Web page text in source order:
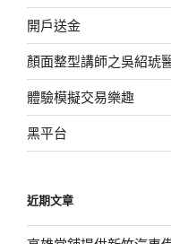
開戶送金
顏面整型講師之吳紹琥
體驗模擬交易樂趣
黑平台
近期文章